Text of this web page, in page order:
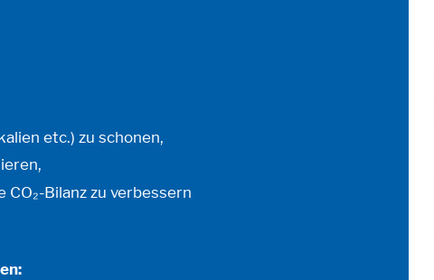
etc.) zu schonen,
Bilanz zu verbessern
anonym. Diese Informationen helfen uns zu verstehen, wie unsere